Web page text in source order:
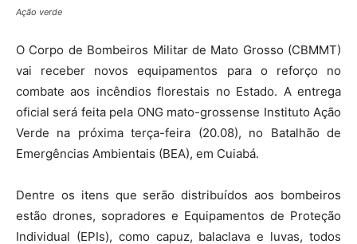
Ação verde
O Corpo de Bombeiros Militar de Mato Grosso (CBMMT)
vai receber novos equipamentos para o reforço no
combate aos incêndios florestais no Estado. A entrega
oficial será feita pela ONG mato-grossense Instituto Ação
Verde na próxima terça-feira (20.08), no Batalhão de
Emergências Ambientais (BEA), em Cuiabá.
Dentre os itens que serão distribuídos aos bombeiros
estão drones, sopradores e Equipamentos de Proteção
Individual (EPIs), como capuz, balaclava e luvas, todos